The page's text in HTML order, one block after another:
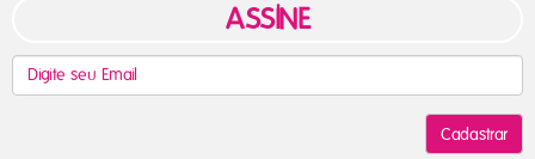
ASSINE
Cadastrar